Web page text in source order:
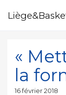
«
la
Publié
16 février 2018